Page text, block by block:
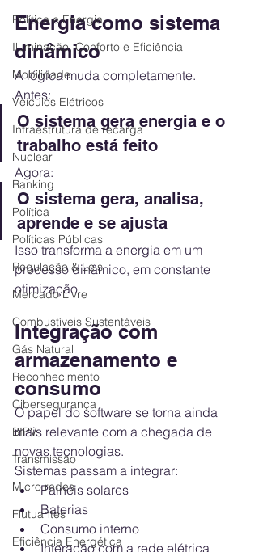
Política e Energia
Iluminação, Conforto e Eficiência
Mobilidade
Veículos Elétricos
Infraestrutura de recarga
Nuclear
Ranking
Política
Políticas Públicas
Regulação & Leis
Mercado Livre
Combustíveis Sustentáveis
Gás Natural
Reconhecimento
Cibersegurança
BIPV
Transmissão
Micro redes
Flutuantes
Eficiência Energética
Energia como sistema
dinâmico
A lógica muda completamente.
Antes:
O sistema gera energia e o
trabalho está feito
Agora:
O sistema gera, analisa,
aprende e se ajusta
Isso transforma a energia em um
processo dinâmico, em constante
otimização.
Integração com
armazenamento e
consumo
O papel do software se torna ainda
mais relevante com a chegada de
novas tecnologias.
Sistemas passam a integrar:
Painéis solares
Baterias
Consumo interno
Interação com a rede elétrica